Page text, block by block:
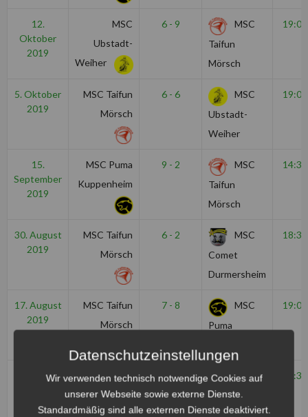
12.
Oktober
2019
MSC
Ubstadt-
Weiher
6 - 9
MSC
Taifun
Mörsch
19:00
5. Oktober
2019
MSC Taifun
Mörsch
6 - 6
MSC
Ubstadt-
Weiher
19:00
15.
September
2019
MSC Puma
Kuppenheim
9 - 2
MSC
Taifun
Mörsch
14:30
30. August
2019
MSC Taifun
Mörsch
6 - 2
MSC
Comet
Durmersheim
18:30
17. August
2019
MSC Taifun
Mörsch
7 - 8
MSC
Puma
19:00
10. August
MSC
Philippsburg
0 - 4
MSC
Taifun
17:30
Datenschutzeinstellungen
Wir verwenden technisch notwendige Cookies auf
unserer Webseite sowie externe Dienste.
Standardmäßig sind alle externen Dienste deaktiviert.